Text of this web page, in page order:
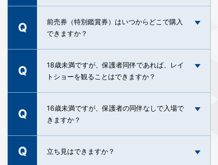
マネー、QRコード決済はご利用いただけません。
※自動券売機のお支払い時には、現金、QRコード決済はご
利用いただけません。
が入った前売券はご使用頂けない場合もございま
すので、お手持ちの前売券がご使用頂けるかどう
かは劇場までお問い合わせください。
A
前売券（特別鑑賞券）は、映画を指定の回に確実
に見る事ができる予約座席指定券ではございませ
そのため、ご鑑賞になる日時の座席指定券とのお
引換が必要となりますが、作品によっては前売券
特典などのプレゼントが付くといった特典がござ
います。
Q
前売券（特別鑑賞券）はいつからどこで購入
できますか？
A
前売券（特別鑑賞券）は、3F売店にて販売してお
ります。
販売中の作品、発売日、その他注意事項詳細につ
いては 「発売中前売券のご案内」
い。
また、メイジャー（
Q
18歳未満ですが、保護者同伴であれば、レイ
トショーを観ることはできますか？
22:00を越えない上映回であればご鑑賞いただけま
す。
でもご入場頂けません。
Q
16歳未満ですが、保護者の同伴なしで入場で
きますか？
19:00を越えない上映回であれば、ご入場いただけ
Q 立ち見はできますか？